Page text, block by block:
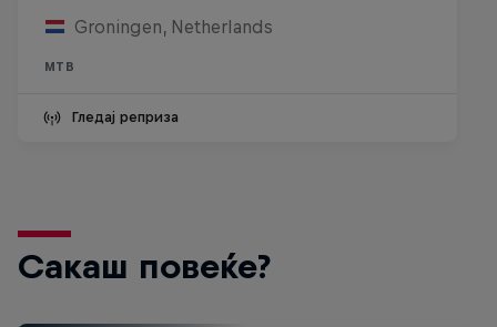
Groningen, Netherlands
MTB
Гледај реприза
Сакаш повеќе?